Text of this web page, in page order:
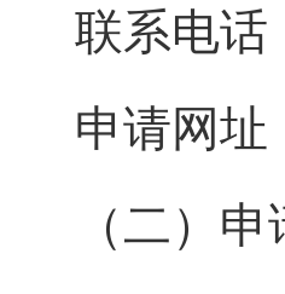
联系电话
申请网址
（二）